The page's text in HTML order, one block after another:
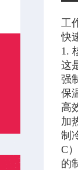
工
快
1.
这
强
保
高
加
制
C
的